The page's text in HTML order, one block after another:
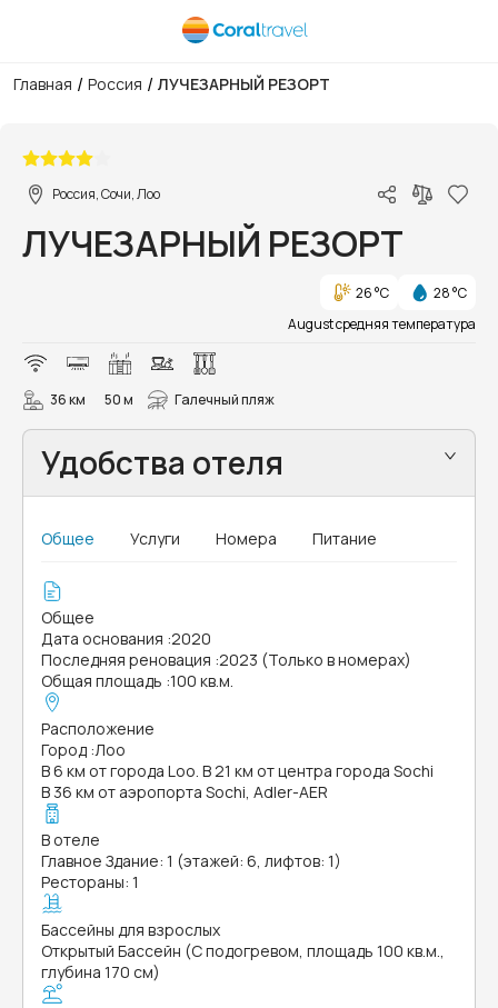
Главная / Россия / ЛУЧЕЗАРНЫЙ РЕЗОРТ
Россия, Сочи, Лоо
ЛУЧЕЗАРНЫЙ РЕЗОРТ
26 °C
28 °C
August средняя температура
36 км 50 м Галечный пляж
Удобства отеля
Общее Услуги Номера Питание
Общее
Дата основания :2020
Последняя реновация :2023 (Только в номерах)
Общая площадь :100 кв.м.
Расположение
Город :Лоо
В 6 км от города Loo. В 21 км от центра города Sochi
В 36 км от аэропорта Sochi, Adler-AER
В отеле
Главное Здание: 1 (этажей: 6, лифтов: 1)
Рестораны: 1
Бассейны для взрослых
Открытый Бассейн (С подогревом, площадь 100 кв.м.,
глубина 170 см)